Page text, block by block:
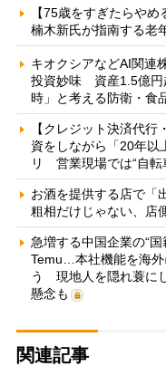
【75歳をすぎたらや
楠木新氏が指南する老
キオクシアなどAI関連
投資妙味 資産1.5億円
時」と考える防衛・食
【クレジット決済代
資をしながら「20年以
リ 営業現場では“自転
お酒を提供する店で
粗相だけじゃない、店
急増する中国企業の“
Temu…本社機能を海外
う 現地人を隠れ蓑に
懸念も
関連記事